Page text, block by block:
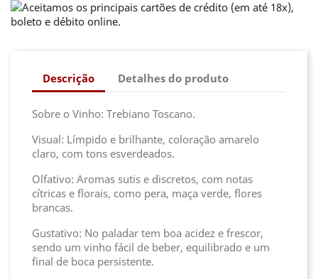
Descrição Detalhes do produto
Sobre o Vinho: Trebiano Toscano.
Visual: Límpido e brilhante, coloração amarelo
claro, com tons esverdeados.
Olfativo: Aromas sutis e discretos, com notas
cítricas e florais, como pera, maça verde, flores
brancas.
Gustativo: No paladar tem boa acidez e frescor,
sendo um vinho fácil de beber, equilibrado e um
final de boca persistente.